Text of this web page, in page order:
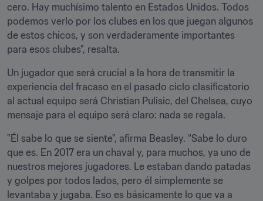
cero. Hay muchísimo talento en Estados Unidos. Todos
podemos verlo por los clubes en los que juegan algunos
de estos chicos, y son verdaderamente importantes
para esos clubes", resalta.
Un jugador que será crucial a la hora de transmitir la
experiencia del fracaso en el pasado ciclo clasificatorio
al actual equipo será Christian Pulisic, del Chelsea, cuyo
mensaje para el equipo será claro: nada se regala.
"Él sabe lo que se siente", afirma Beasley. “Sabe lo duro
que es. En 2017 era un chaval y, para muchos, ya uno de
nuestros mejores jugadores. Le estaban dando patadas
y golpes por todos lados, pero él simplemente se
levantaba y jugaba. Eso es básicamente lo que va a